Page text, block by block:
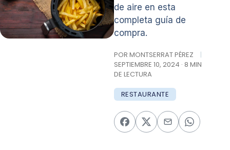
de aire en esta
completa guía de
compra.
POR MONTSERRAT PÉREZ
|
SEPTIEMBRE 10, 2024 · 8 MIN
DE LECTURA
RESTAURANTE